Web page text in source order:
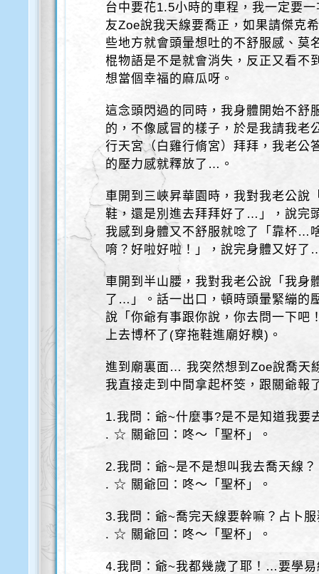
台中要花1.5小時的車程，我一定要
友Zoe說我天線要喬正，如果請傑克
些地方就會頭暈想吐的不舒服感、莫
棍物語是不是就會消失，反正又看不
想當個幸福的麻瓜呀。
這念頭閃過的同時，我身體開始不
的，不像感冒的樣子，於是我請我老
行天宮（白雞行脩宮）拜拜，我老公
的壓力感就釋放了…。
車開到三峽昇華園時，我對我老公說
鞋，還是別進去拜拜好了…」，說完
我感到身體又不舒服就唸了「靠杯…
唷？好啦好啦！」，說完身體又好了
車開到半山腰，我對我老公說「我身
了…」。話一出口，頓時頭暈緊繃的
說「你爺有事跟你說，你去問一下吧
上去博杯了(穿拖鞋進廟好糗)。
進到廟裏面… 我突然想到Zoe說喬天
我直接走到中間拿起杯筊，跟關爺報
1.我問：爺~什麼事?是不是知道我要
. ☆ 關爺回：咚～「聖杯」。
2.我問：爺~是不是想叫我去喬天線？
. ☆ 關爺回：咚～「聖杯」。
3.我問：爺~喬完天線要幹嘛？占卜
. ☆ 關爺回：咚～「聖杯」。
4.我問：爺~我都幾歲了耶！…要學